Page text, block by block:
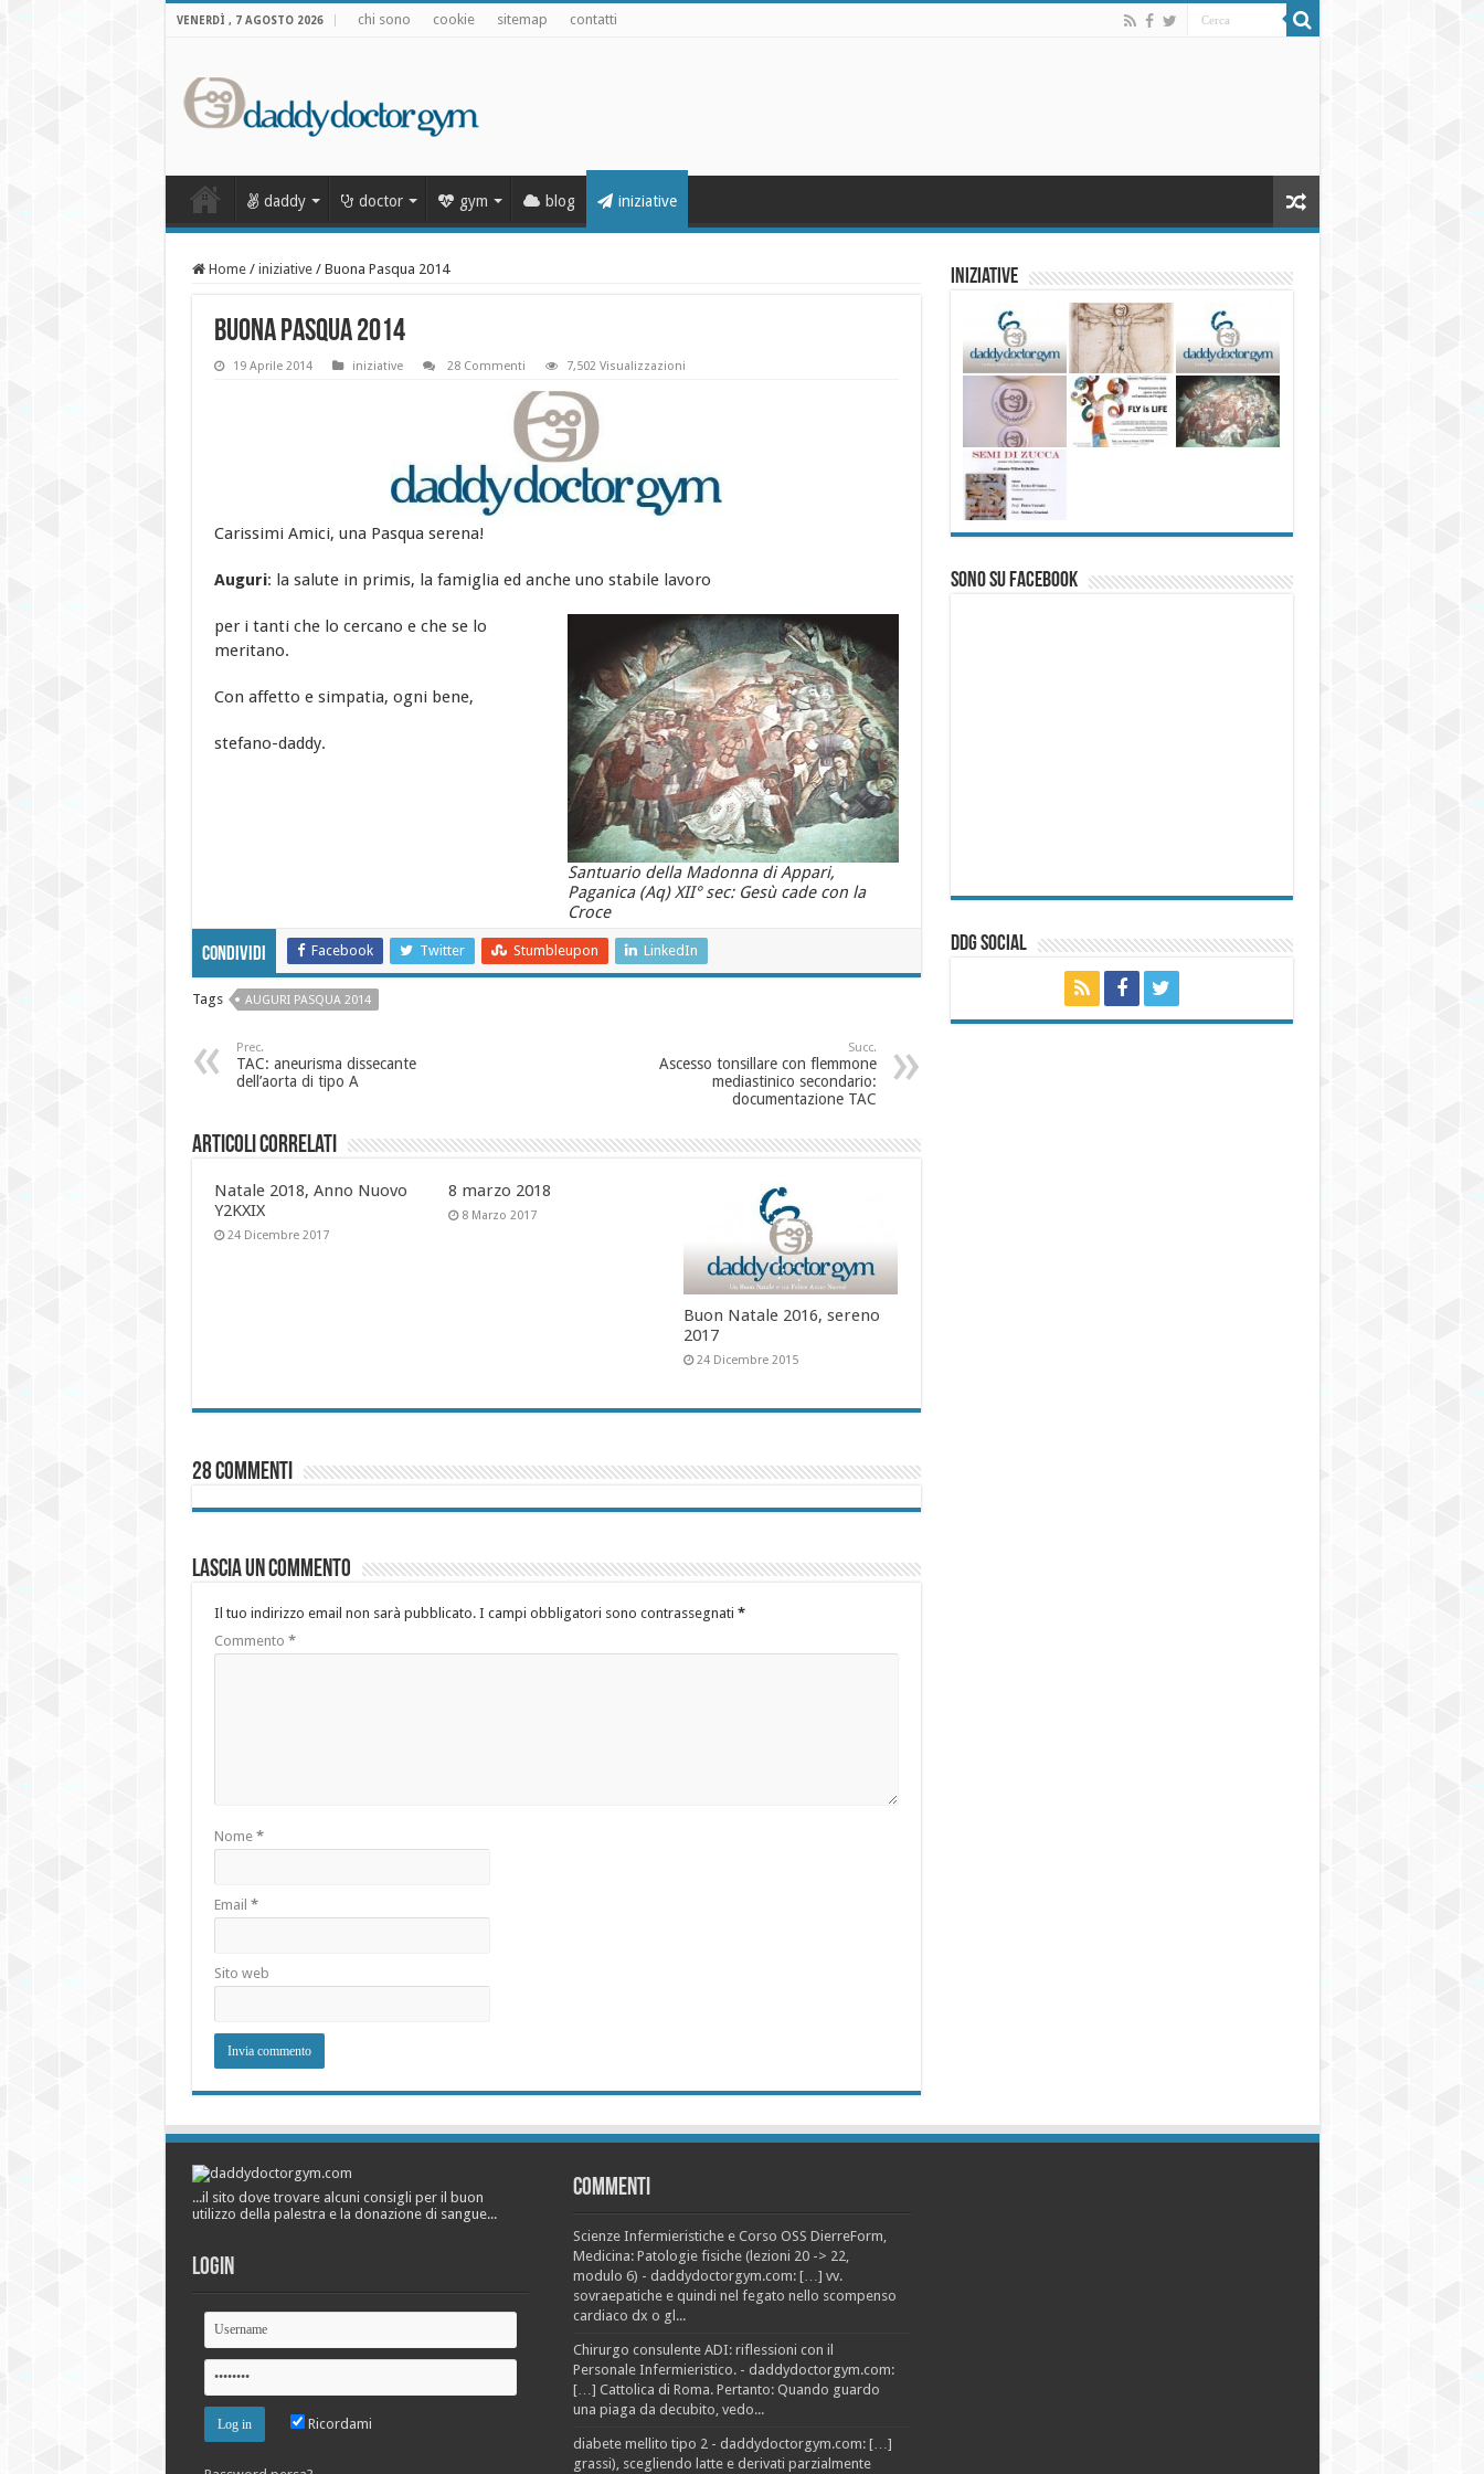
VENERDÌ , 7 AGOSTO 2026 chi sono cookie sitemap contatti
daddy doctor gym blog iniziative
Home / iniziative / Buona Pasqua 2014
Buona Pasqua 2014
19 Aprile 2014 iniziative 28 Commenti 7,502 Visualizzazioni
Carissimi Amici, una Pasqua serena!
Auguri: la salute in primis, la famiglia ed anche uno stabile lavoro
Santuario della Madonna di Appari,
Paganica (Aq) XII° sec: Gesù cade con la
Croce
per i tanti che lo cercano e che se lo
meritano.
Con affetto e simpatia, ogni bene,
stefano-daddy.
Condividi Facebook Twitter Stumbleupon LinkedIn
Tags AUGURI PASQUA 2014
Prec.
TAC: aneurisma dissecante
dell’aorta di tipo A
Succ.
Ascesso tonsillare con flemmone
mediastinico secondario:
documentazione TAC
Articoli Correlati
Natale 2018, Anno Nuovo
Y2KXIX
24 Dicembre 2017
8 marzo 2018
8 Marzo 2017
Buon Natale 2016, sereno
2017
24 Dicembre 2015
28 commenti
Lascia un commento
Il tuo indirizzo email non sarà pubblicato. I campi obbligatori sono contrassegnati *
Commento *
Nome *
Email *
Sito web
Iniziative
Sono su Facebook
ddg Social
...il sito dove trovare alcuni consigli per il buon
utilizzo della palestra e la donazione di sangue...
Login
Ricordami
Commenti
Scienze Infermieristiche e Corso OSS DierreForm,
Medicina: Patologie fisiche (lezioni 20 -> 22,
modulo 6) - daddydoctorgym.com: […] vv.
sovraepatiche e quindi nel fegato nello scompenso
cardiaco dx o gl...
Chirurgo consulente ADI: riflessioni con il
Personale Infermieristico. - daddydoctorgym.com:
[…] Cattolica di Roma. Pertanto: Quando guardo
una piaga da decubito, vedo...
diabete mellito tipo 2 - daddydoctorgym.com: […]
grassi), scegliendo latte e derivati parzialmente